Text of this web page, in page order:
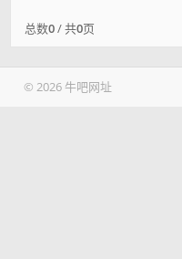
总数0/ 共0页
© 2026 牛吧网址